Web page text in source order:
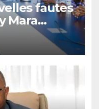
fautes
Mara
sur